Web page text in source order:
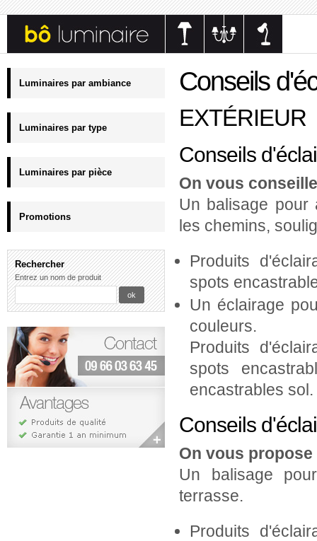
Luminaires par ambiance
Luminaires par type
Luminaires par pièce
Promotions
Rechercher
Entrez un nom de produit
Conseils
EXTÉRIEUR
Conseils
On vous
Un balisage pour
les chemins,
Produits
spots
Un éclairage
couleurs.
Produits
spots
encastrables sol.
Conseils
On vous propose
Un balisage
terrasse.
Produits